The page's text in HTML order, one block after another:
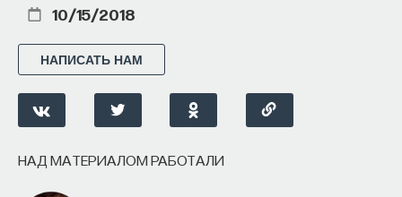
10/15/2018
НАПИСАТЬ НАМ
НАД МАТЕРИАЛОМ РАБОТАЛИ